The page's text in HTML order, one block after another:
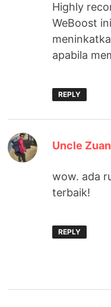
Highly
WeBoost
apabila
REPLY
Uncle Zuan
wow. ada
terbaik!
REPLY